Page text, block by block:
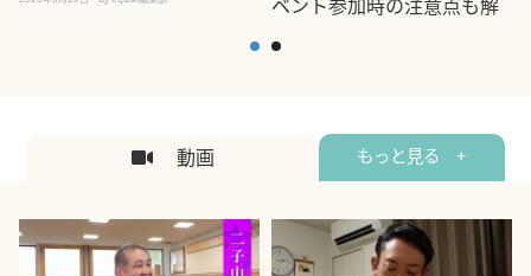
ベント参加時の注意点も解
2026年5月12日
動画 もっと見る +